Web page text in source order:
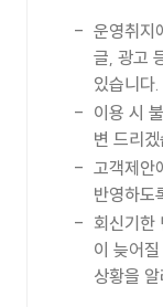
운영취지
글, 광고
있습니다.
이용 시
변 드리
고객제안
반영하도
회신기한
이 늦어
상황을